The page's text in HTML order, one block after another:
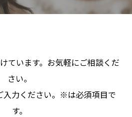
ています。お気軽にご相談くだ
さい。
入力ください。※は必須項目で
す。